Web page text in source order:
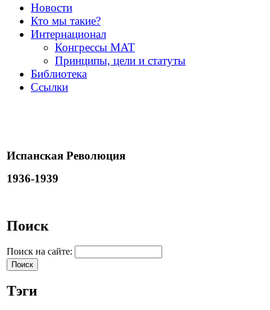
Новости
Кто мы такие?
Интернационал
Конгрессы МАТ
Принципы, цели и статуты
Библиотека
Ссылки
Испанская Революция
1936-1939
Поиск
Поиск на сайте:
Тэги